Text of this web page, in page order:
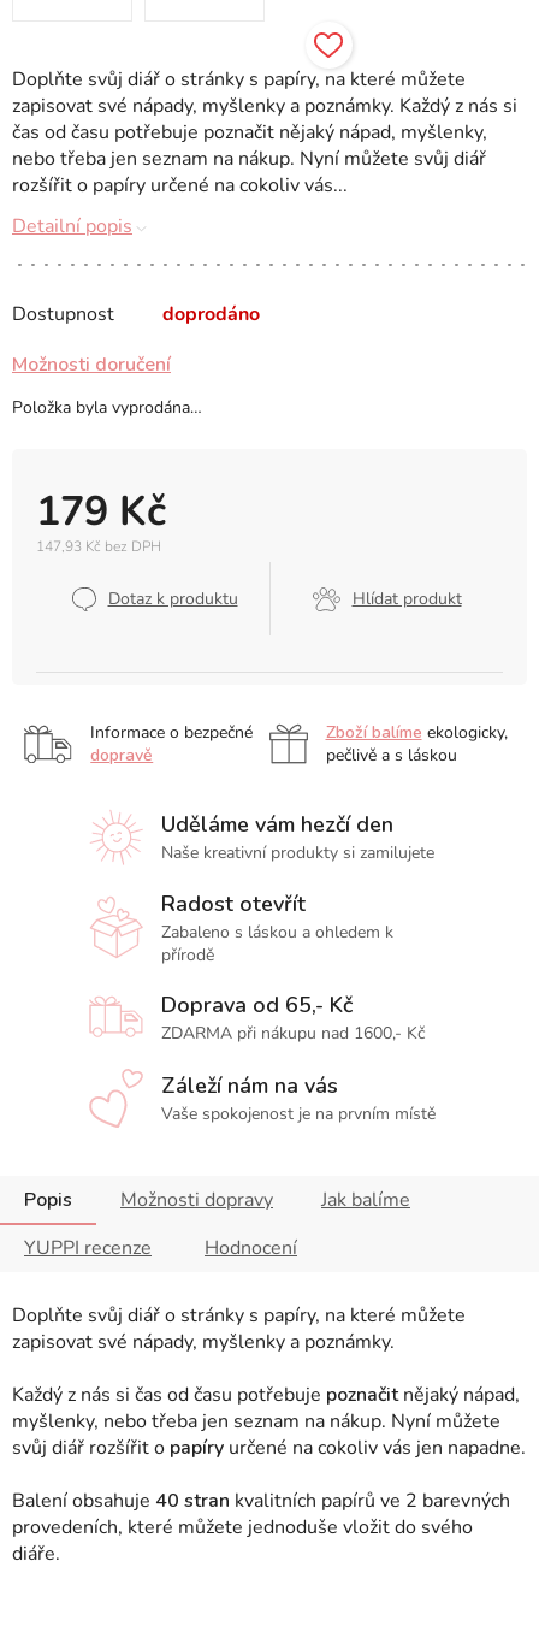
Dostupnost doprodáno
179 Kč
147,93 Kč bez DPH
Dotaz k produktu Hlídat produkt
Možnosti doručení
Položka byla vyprodána…
Doplňte svůj diář o stránky s papíry, na které můžete
zapisovat své nápady, myšlenky a poznámky. Každý z nás si
čas od času potřebuje poznačit nějaký nápad, myšlenky,
nebo třeba jen seznam na nákup. Nyní můžete svůj diář
rozšířit o papíry určené na cokoliv vás...
Detailní popis
Informace o bezpečné
dopravě
Zboží balíme ekologicky,
pečlivě a s láskou
Uděláme vám hezčí den
Naše kreativní produkty si zamilujete
Radost otevřít
Zabaleno s láskou a ohledem k
přírodě
Doprava od 65,- Kč
ZDARMA při nákupu nad 1600,- Kč
Záleží nám na vás
Vaše spokojenost je na prvním místě
Popis Možnosti dopravy
Jak balíme
YUPPI recenze
Hodnocení
Doplňte svůj diář o stránky s papíry, na které můžete
zapisovat své nápady, myšlenky a poznámky.
Každý z nás si čas od času potřebuje poznačitnějaký nápad,
myšlenky, nebo třeba jen seznam na nákup. Nyní můžete
svůj diář rozšířit o papíry určené na cokoliv vás jen napadne.
Balení obsahuje 40 stran kvalitních papírů ve 2 barevných
provedeních, které můžete jednoduše vložit do svého
diáře.